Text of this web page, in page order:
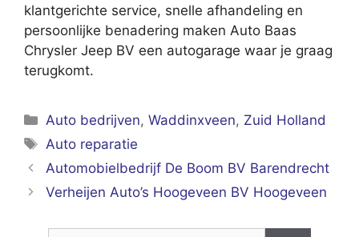
klantgerichte service, snelle afhandeling en
persoonlijke benadering maken Auto Baas
Chrysler Jeep BV een autogarage waar je graag
terugkomt.
Categorieën
Auto bedrijven,Waddinxveen, Zuid Holland
Tags
Auto reparatie
Automobielbedrijf De Boom BV Barendrecht
Verheijen Auto’s Hoogeveen BV Hoogeveen